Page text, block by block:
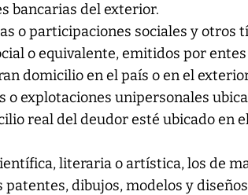
bancarias del exterior.
o participaciones sociales y otros
o equivalente, emitidos por
domicilio en el país o en el
explotaciones unipersonales
real del deudor esté ubicado en
literaria o artística, los de
dibujos, modelos y